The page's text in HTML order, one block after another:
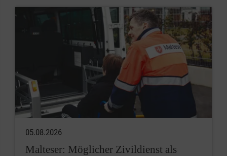
05.08.2026
Malteser: Möglicher Zivildienst als